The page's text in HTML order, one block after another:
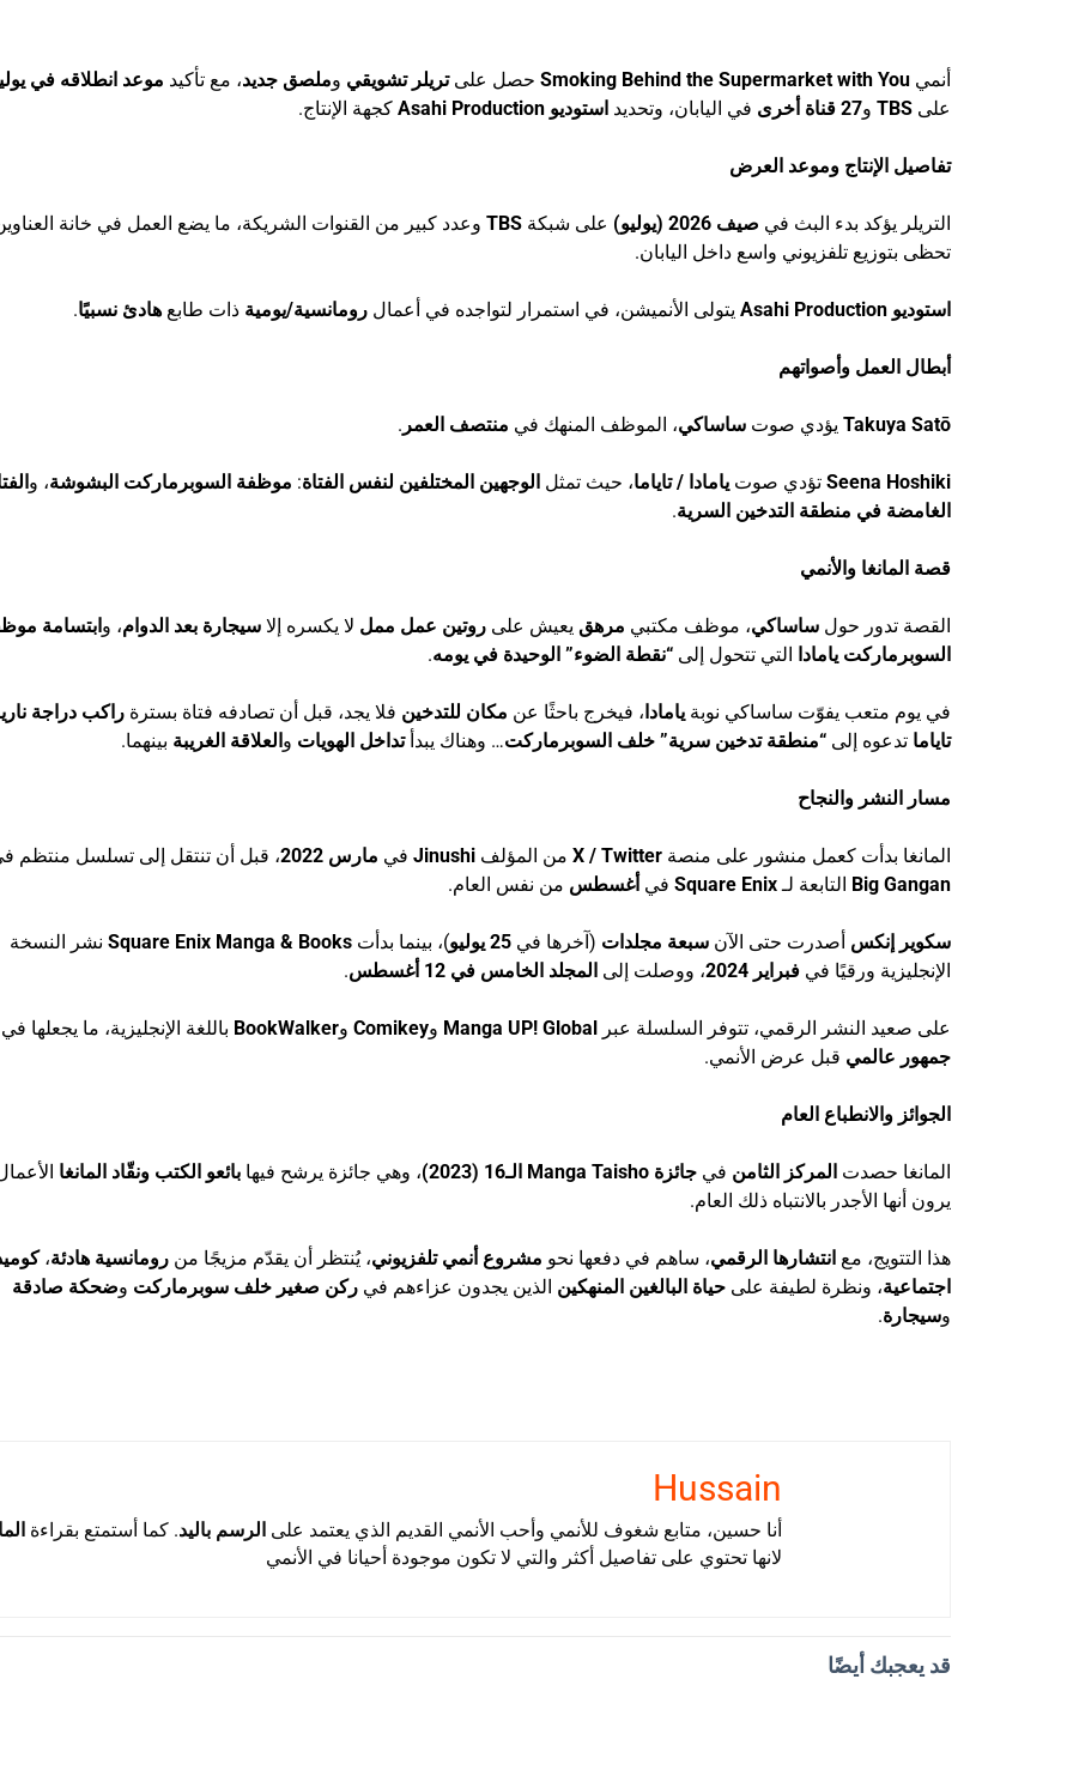
أنمي Smoking Behind the Supermarket with You حصل علىتريلر تشويقي وملصق جديد، مع تأكيد موعد انطلاقه في يوليو
على TBS و27 قناة أخرى في اليابان، وتحديد استوديو Asahi Production كجهة الإنتاج.
تفاصيل الإنتاج وموعد العرض
التريلر يؤكد بدء البث في صيف 2026 (يوليو) على شبكة TBS وعدد كبير من القنوات الشريكة، ما يضع العمل في خانة
تحظى بتوزيع تلفزيوني واسع داخل اليابان.
استوديو Asahi Production يتولى الأنميشن، في استمرار لتواجده في أعمال رومانسية/يومية ذات طابع هادئ نسبيًا.
أبطال العمل وأصواتهم
Takuya Satō يؤدي صوت ساساكي، الموظف المنهك في منتصف العمر .
Seena Hoshiki تؤدي صوت يامادا / تاياما، حيث تمثل الوجهين المختلفين لنفس الفتاة: موظفة السوبرماركت البشوشة، و
الغامضة في منطقة التدخين السرية.
قصة المانغا والأنمي
القصة تدور حول ساساكي، موظف مكتبي مرهق يعيش على روتين عمل ممل لا يكسره إلا سيجارة بعد الدوام، وابتسامة
السوبرماركت يامادا التي تتحول إلى “نقطة الضوء” الوحيدة في يومه.
في يوم متعب يفوّت ساساكي نوبة يامادا، فيخرج باحثًا عن مكان للتدخين فلا يجد، قبل أن تصادفه فتاة بسترة راكب دراجة
تاياما تدعوه إلى “منطقة تدخين سرية” خلف السوبرماركت… وهناك يبدأتداخل الهويات والعلاقة الغريبة بينهما.
مسار النشر والنجاح
المانغا بدأت كعمل منشور على منصة X / Twitter من المؤلف Jinushi في مارس 2022
، قبل أن تنتقل إلى تسلسل منتظم
Big Gangan التابعة لـSquare Enix في أغسطس من نفس العام.
سكوير إنكس أصدرت حتى الآن سبعة مجلدات (آخرها في 25 يوليو )، بينما بدأت Square Enix Manga & Books نشر النسخة
الإنجليزية ورقيًا في فبراير 2024 ، ووصلت إلى المجلد الخامس في 12 أغسطس .
على صعيد النشر الرقمي، تتوفر السلسلة عبر Manga UP! Global وComikey وBookWalker باللغة الإنجليزية، ما يجعلها
جمهور عالمي قبل عرض الأنمي.
الجوائز والانطباع العام
المانغا حصدت المركز الثامن في جائزة Manga Taisho الـ16 (2023) ، وهي جائزة يرشح فيها بائعو الكتب ونقّاد المانغا
يرون أنها الأجدر بالانتباه ذلك العام.
هذا التتويج، مع انتشارها الرقمي، ساهم في دفعها نحو مشروع أنمي تلفزيوني، يُنتظر أن يقدّم مزيجًا من رومانسية هادئة،
اجتماعية، ونظرة لطيفة على حياة البالغين المنهكين الذين يجدون عزاءهم في ركن صغير خلف سوبرماركت وضحكة صادقة
وسيجارة.
Hussain
أنا حسين، متابع شغوف للأنمي وأحب الأنمي القديم الذي يعتمد على الرسم باليد. كما أستمتع بقراءة
لانها تحتوي على تفاصيل أكثر والتي لا تكون موجودة أحيانا في الأنمي
قد يعجبك أيضًا